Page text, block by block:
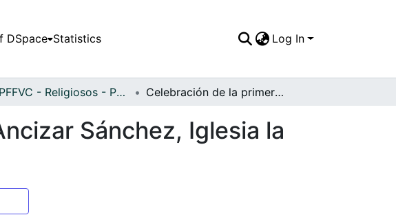
DSpace Statistics Log In
APFFVC - Religiosos - Patrimonial Celebración de la primera comunión de Ancizar Sánchez, Iglesia la Inmaculada Concepción
Sánchez, Iglesia la